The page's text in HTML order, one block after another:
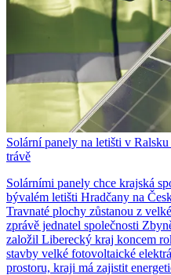
Solární panely na letišti v
trávě
Solárními panely chce krajská
bývalém letišti Hradčany na
Travnaté plochy zůstanou z
zprávě jednatel společnosti
založil Liberecký kraj koncem
stavby velké fotovoltaické
prostoru, kraji má zajistit